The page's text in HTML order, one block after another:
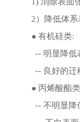
2）降低体系
● 有机硅类:
-- 明显降低
-- 良好的迁
● 丙烯酸酯
-- 不明显降